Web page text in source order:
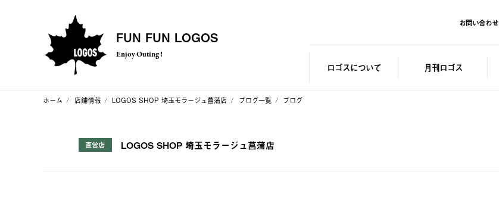
FUN FUN LOGOS
Enjoy Outing !
お問い合わせ
ロゴスについて 月刊ロゴス
ホーム 店舗情報 LOGOS SHOP 埼玉モラージュ菖蒲店 ブログ一覧 ブログ
直営店 LOGOS SHOP 埼玉モラージュ菖蒲店